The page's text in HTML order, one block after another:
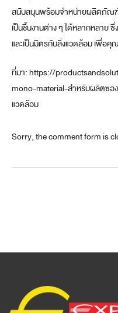
สนับสนุนพร้อมจำหน่ายผลิตภัณฑ์
เป็นชิ้นงานต่าง ๆ ได้หลากหลาย
และเป็นมิตรกับสิ่งแวดล้อม เพื่อ
ที่มา: https://
mono-material-สำหรับผลิตซอ
แวดล้อม
Sorry, the comment form is